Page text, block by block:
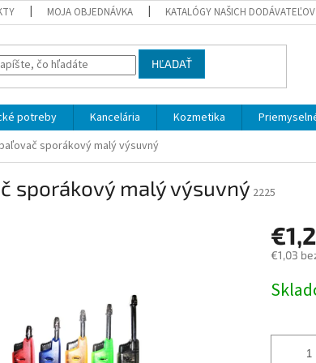
MOJA OBJEDNÁVKA KATALÓGY NAŠICH DODÁVATEĽOV
HĽADAŤ
potreby Kancelária Kozmetika
sporákový malý výsuvný
sporákový malý výsuvný 2225
€1,03
cena: